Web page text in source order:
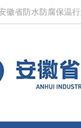
徽省防水防腐保温